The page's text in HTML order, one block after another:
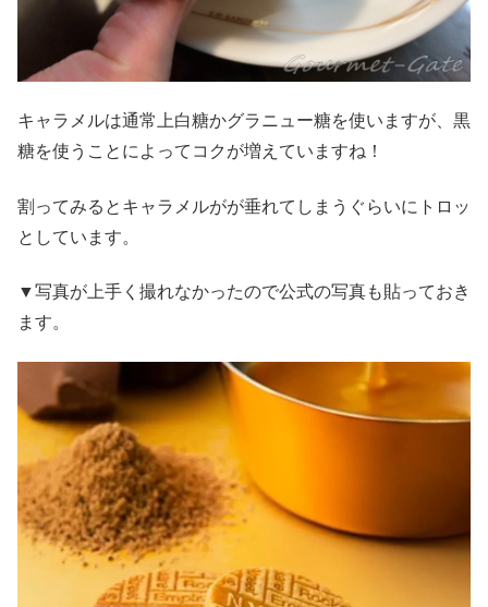
キャラメルは通常上白糖かグラニュー糖を使いますが、黒
糖を使うことによってコクが増えていますね！
割ってみるとキャラメルがが垂れてしまうぐらいにトロッ
としています。
▼写真が上手く撮れなかったので公式の写真も貼っておき
ます。